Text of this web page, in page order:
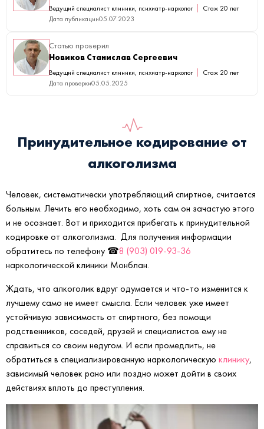
Ведущий специалист клиники, психиатр-нарколог
Стаж 20 лет
Дата публикации05.07.2023
Статью проверил
Новиков Станислав Сергеевич
Ведущий специалист клиники, психиатр-нарколог
Стаж 20 лет
Дата проверки05.05.2025
Принудительное кодирование от
алкоголизма
Человек, систематически употребляющий спиртное, считается
больным. Лечить его необходимо, хоть сам он зачастую этого
и не осознает. Вот и приходится прибегать к принудительной
кодировке от алкоголизма. Для получения информации
обратитесь по телефону ☎8 (903) 019-93-36
наркологической клиники Монблан.
Ждать, что алкоголик вдруг одумается и что-то изменится к
лучшему само не имеет смысла. Если человек уже имеет
устойчивую зависимость от спиртного, без помощи
родственников, соседей, друзей и специалистов ему не
справиться со своим недугом. И если промедлить, не
обратиться в специализированную наркологическую клинику,
зависимый человек рано или поздно может дойти в своих
действиях вплоть до преступления.